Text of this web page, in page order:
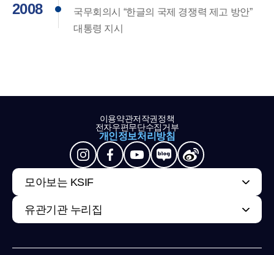
2008
국무회의시 “한글의 국제 경쟁력 제고 방안”
대통령 지시
이용약관저작권정책
전자우편무단수집거부
개인정보처리방침
모아보는 KSIF
유관기관 누리집